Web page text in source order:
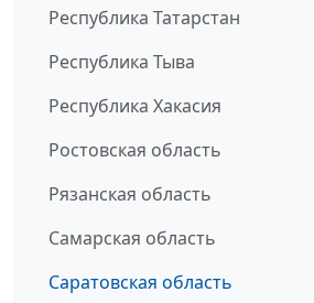
Республика Татарстан
Республика Тыва
Республика Хакасия
Ростовская область
Рязанская область
Самарская область
Саратовская область